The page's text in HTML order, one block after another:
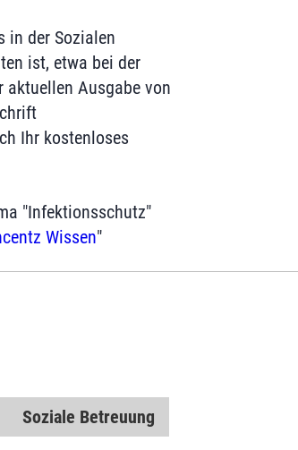
in der Sozialen
ist, etwa bei der
aktuellen Ausgabe von
Ihr kostenloses
"Infektionsschutz"
Wissen"
Soziale Betreuung